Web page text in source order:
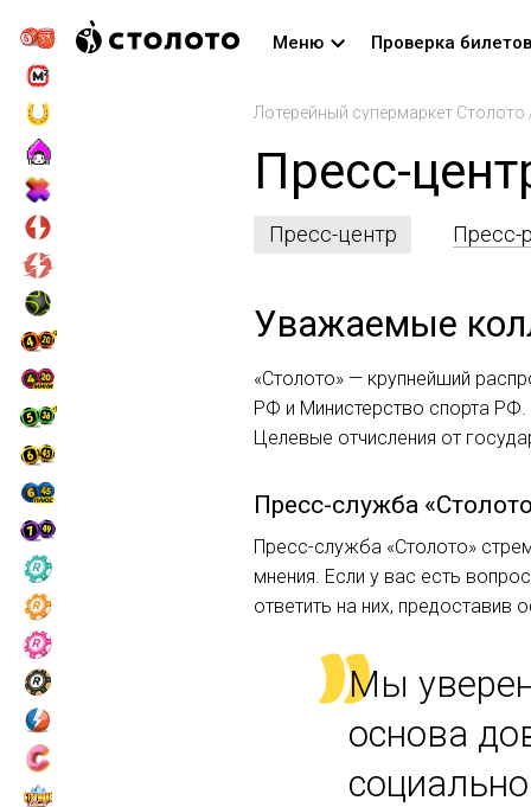
Меню Проверка билетов
Лотерейный супермаркет Столото
Пресс-
Пресс-центр Пресс-
Уважаемые
«Столото» — крупнейший
РФ и Министерство спорта
Целевые отчисления от
Пресс-служба
Пресс-служба «Столото»
мнения. Если у вас есть
ответить на них, предоставив
Мы
основа